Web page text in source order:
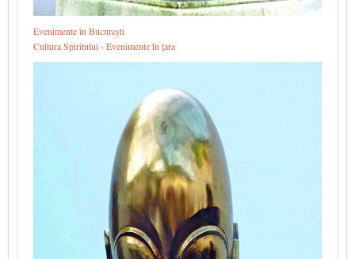
Evenimente în Bucureşti
Cultura Spiritului - Evenimente în țara